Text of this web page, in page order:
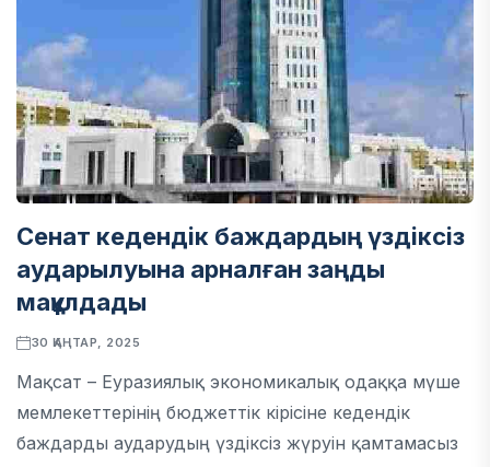
Сенат кедендік баждардың үздіксіз
аударылуына арналған заңды
мақұлдады
30 ҚАҢТАР, 2025
Мақсат – Еуразиялық экономикалық одаққа мүше
мемлекеттерінің бюджеттік кірісіне кедендік
баждарды аударудың үздіксіз жүруін қамтамасыз